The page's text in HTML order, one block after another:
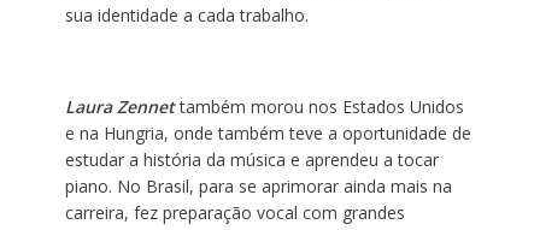
sua identidade a cada trabalho.
Laura Zennettambém morou nos Estados Unidos
e na Hungria, onde também teve a oportunidade de
estudar a história da música e aprendeu a tocar
piano. No Brasil, para se aprimorar ainda mais na
carreira, fez preparação vocal com grandes